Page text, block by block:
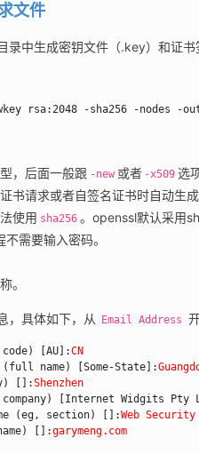
文件
录中生成密钥文件（.key）和证书
rsa:2048 -sha256 -nodes -
，后面一般跟 -new 或者 -x509 选
书请求或者自签名证书时自动生
使用 sha256 。openssl默认采用
需要输入密码。
。
，具体如下，从 Email Address
[AU]:CN
(full name) [Some-State]:
[]:Shenzhen
company) [Internet Widgits Pty
(eg, section) []:Web Security
name) []:garymeng.com